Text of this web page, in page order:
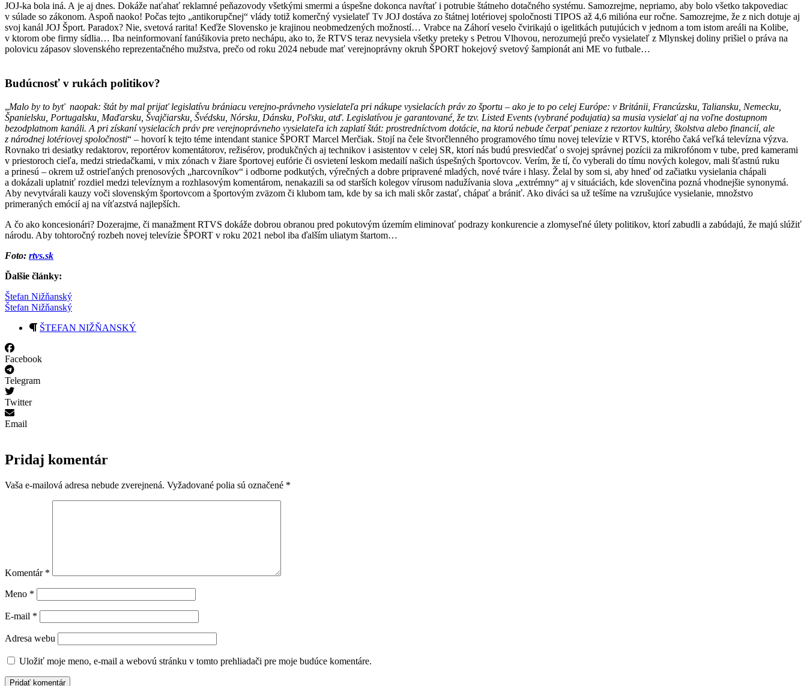
JOJ-ka bola iná. A je aj dnes. Dokáže naťahať reklamné peňazovody všetkými smermi a úspešne dokonca navŕtať i potrubie štátneho dotačného systému. Samozrejme, nepriamo, aby bolo všetko takpovediac
v súlade so zákonom. Aspoň naoko! Počas tejto „antikorupčnej“ vlády totiž komerčný vysielateľ Tv JOJ dostáva zo štátnej lotériovej spoločnosti TIPOS až 4,6 milióna eur ročne. Samozrejme, že z nich dotuje aj
svoj kanál JOJ Šport. Paradox? Nie, svetová rarita! Keďže Slovensko je krajinou neobmedzených možností… Vrabce na Záhorí veselo čvirikajú o igelitkách putujúcich v jednom a tom istom areáli na Kolibe,
v ktorom obe firmy sídlia… Iba neinformovaní fanúšikovia preto nechápu, ako to, že RTVS teraz nevysiela všetky preteky s Petrou Vlhovou, nerozumejú prečo vysielateľ z Mlynskej doliny prišiel o práva na
polovicu zápasov slovenského reprezentačného mužstva, prečo od roku 2024 nebude mať verejnoprávny okruh ŠPORT hokejový svetový šampionát ani ME vo futbale…
Budúcnosť v rukách politikov?
„Malo by to byť naopak: štát by mal prijať legislatívu brániacu verejno-právneho vysielateľa pri nákupe vysielacích práv zo športu – ako je to po celej Európe: v Británii, Francúzsku, Taliansku, Nemecku,
Španielsku, Portugalsku, Maďarsku, Švajčiarsku, Švédsku, Nórsku, Dánsku, Poľsku, atď. Legislatívou je garantované, že tzv. Listed Events (vybrané podujatia) sa musia vysielať aj na voľne dostupnom
bezodplatnom kanáli. A pri získaní vysielacích práv pre verejnoprávneho vysielateľa ich zaplatí štát: prostredníctvom dotácie, na ktorú nebude čerpať peniaze z rezortov kultúry, školstva alebo financií, ale
z národnej lotériovej spoločnosti“ – hovorí k tejto téme intendant stanice ŠPORT Marcel Merčiak. Stojí na čele štvorčlenného programového tímu novej televízie v RTVS, ktorého čaká veľká televízna výzva.
Rovnako tri desiatky redaktorov, reportérov komentátorov, režisérov, produkčných aj technikov i asistentov v celej SR, ktorí nás budú presviedčať o svojej správnej pozícii za mikrofónom v tube, pred kamerami
v priestoroch cieľa, medzi striedačkami, v mix zónach v žiare športovej eufórie či osvietení leskom medailí našich úspešných športovcov. Verím, že tí, čo vyberali do tímu nových kolegov, mali šťastnú ruku
a prinesú – okrem už ostrieľaných prenosových „harcovníkov“ i odborne podkutých, výrečných a dobre pripravené mladých, nové tváre i hlasy. Želal by som si, aby hneď od začiatku vysielania chápali
a dokázali uplatniť rozdiel medzi televíznym a rozhlasovým komentárom, nenakazili sa od starších kolegov vírusom nadužívania slova „extrémny“ aj v situáciách, kde slovenčina pozná vhodnejšie synonymá.
Aby nevytvárali kauzy voči slovenským športovcom a športovým zväzom či klubom tam, kde by sa ich mali skôr zastať, chápať a brániť. Ako diváci sa už tešíme na vzrušujúce vysielanie, množstvo
primeraných emócií aj na víťazstvá najlepších.
A čo ako koncesionári? Dozerajme, či manažment RTVS dokáže dobrou obranou pred pokutovým územím eliminovať podrazy konkurencie a zlomyseľné úlety politikov, ktorí zabudli a zabúdajú, že majú slúžiť
národu. Aby tohtoročný rozbeh novej televízie ŠPORT v roku 2021 nebol iba ďalším uliatym štartom…
Foto: rtvs.sk
Ďalšie články:
Štefan Nižňanský
Štefan Nižňanský
ŠTEFAN NIŽŇANSKÝ
Facebook
Telegram
Twitter
Email
Pridaj komentár
Vaša e-mailová adresa nebude zverejnená. Vyžadované polia sú označené *
Komentár *
Meno *
E-mail *
Adresa webu
Uložiť moje meno, e-mail a webovú stránku v tomto prehliadači pre moje budúce komentáre.